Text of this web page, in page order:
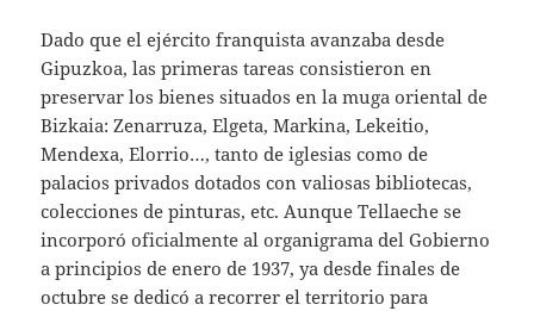
Dado que el ejército franquista avanzaba desde
Gipuzkoa, las primeras tareas consistieron en
preservar los bienes situados en la muga oriental de
Bizkaia: Zenarruza, Elgeta, Markina, Lekeitio,
Mendexa, Elorrio…, tanto de iglesias como de
palacios privados dotados con valiosas bibliotecas,
colecciones de pinturas, etc. Aunque Tellaeche se
incorporó oficialmente al organigrama del Gobierno
a principios de enero de 1937, ya desde finales de
octubre se dedicó a recorrer el territorio para